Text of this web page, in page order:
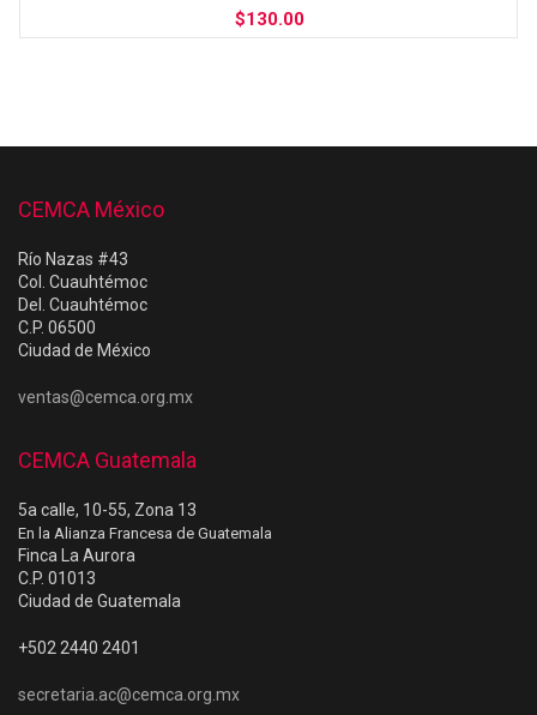
$130.00
CEMCA México
Río Nazas #43
Col. Cuauhtémoc
Del. Cuauhtémoc
C.P. 06500
Ciudad de México
ventas@cemca.org.mx
CEMCA Guatemala
5a calle, 10-55, Zona 13
En la Alianza Francesa de Guatemala
Finca La Aurora
C.P. 01013
Ciudad de Guatemala
+502 2440 2401
secretaria.ac@cemca.org.mx